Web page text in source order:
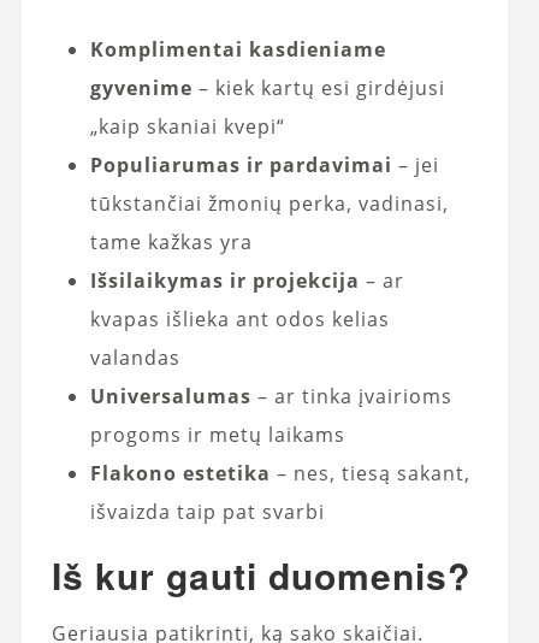
Komplimentai kasdieniame
gyvenime – kiek kartų esi girdėjusi
„kaip skaniai kvepi“
Populiarumas ir pardavimai – jei
tūkstančiai žmonių perka, vadinasi,
tame kažkas yra
Išsilaikymas ir projekcija – ar
kvapas išlieka ant odos kelias
valandas
Universalumas – ar tinka įvairioms
progoms ir metų laikams
Flakono estetika – nes, tiesą sakant,
išvaizda taip pat svarbi
Iš kur gauti duomenis?
Geriausia patikrinti, ką sako skaičiai.